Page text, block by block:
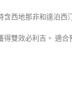
西地那非和達泊西
雙效必利吉。 適